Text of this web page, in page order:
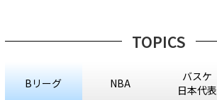
TOPICS
Bリーグ NBA
バスケ
日本代表